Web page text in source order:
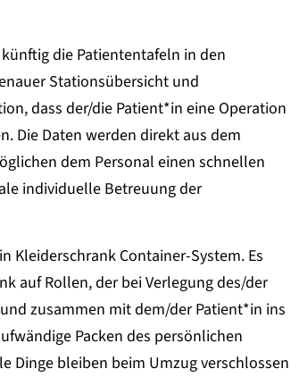
die Patiententafeln in den
Stationsübersicht und
dass der/die Patient*in eine Operation
Die Daten werden direkt aus dem
dem Personal einen schnellen
individuelle Betreuung der
Kleiderschrank Container-System. Es
auf Rollen, der bei Verlegung des/der
zusammen mit dem/der Patient*in ins
Packen des persönlichen
Dinge bleiben beim Umzug verschlossen